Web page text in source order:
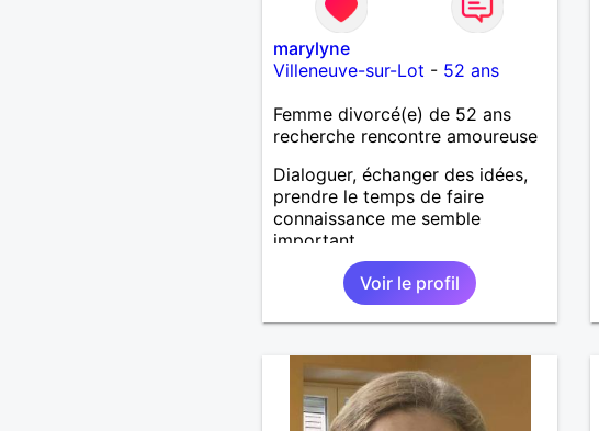
marylyne
Villeneuve-sur-Lot - 52 ans
Femme divorcé(e) de 52 ans
recherche rencontre amoureuse
Dialoguer, échanger des idées,
prendre le temps de faire
connaissance me semble
important.
Voir le profil